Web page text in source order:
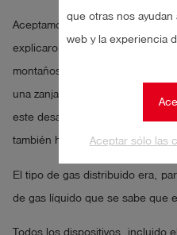
que otras nos ayudan
web y la experiencia
Aceptar sólo las
Aceptamos y nos dirigimos al
explicaron la situación. En el
montañosa y densamente
una zanja frente al
este desagüe pudimos medir
también había gas en el
El tipo de gas distribuido era,
de gas líquido que se sabe que
Todos los dispositivos, incluido